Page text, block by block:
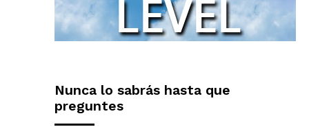
Nunca lo sabrás hasta que
preguntes